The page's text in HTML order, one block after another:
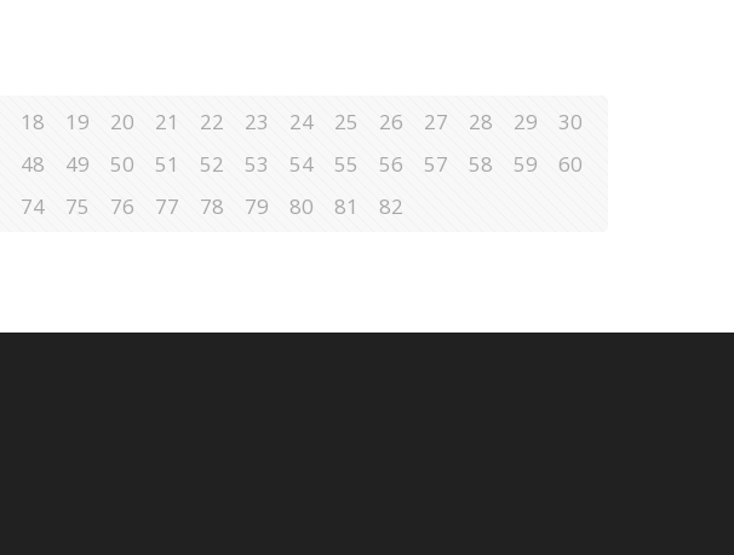
18 19 20 21 22 23 24 25 26 27 28 29
30
48 49 50 51 52 53 54 55 56 57 58 59
60
74 75 76 77 78 79 80 81
82